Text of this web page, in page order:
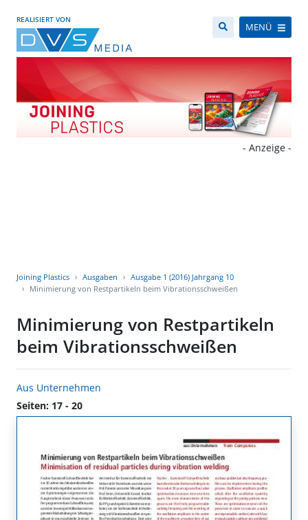
REALISIERT VON
MENÜ
- Anzeige -
Joining Plastics Ausgaben
Ausgabe 1 (2016) Jahrgang 10
Minimierung von Restpartikeln beim Vibrationsschweißen
Minimierung von Restpartikeln
beim Vibrationsschweißen
Aus Unternehmen
Seiten: 17 - 20